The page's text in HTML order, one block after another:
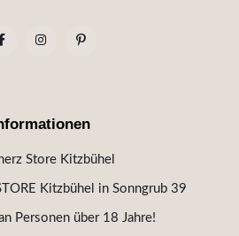
Store Kitzbühel
Kitzbühel in Sonngrub 39
Personen über 18 Jahre!